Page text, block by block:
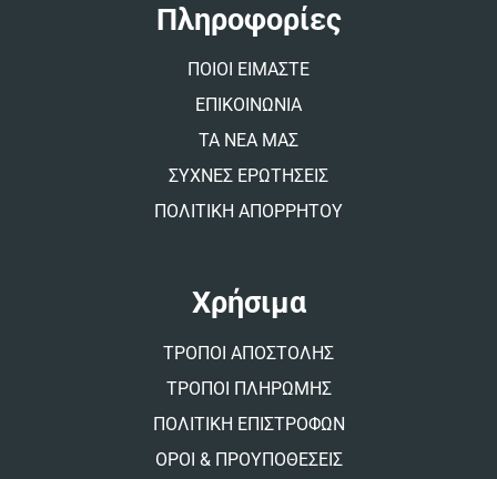
Πληροφορίες
ΠΟΙΟΙ ΕΙΜΑΣΤΕ
ΕΠΙΚΟΙΝΩΝΙΑ
ΤΑ ΝΕΑ ΜΑΣ
ΣΥΧΝΕΣ ΕΡΩΤΗΣΕΙΣ
ΠΟΛΙΤΙΚΗ ΑΠΟΡΡΗΤΟΥ
Χρήσιμα
ΤΡΟΠΟΙ ΑΠΟΣΤΟΛΗΣ
ΤΡΟΠΟΙ ΠΛΗΡΩΜΗΣ
ΠΟΛΙΤΙΚΗ ΕΠΙΣΤΡΟΦΩΝ
ΟΡΟΙ & ΠΡΟΥΠΟΘΕΣΕΙΣ